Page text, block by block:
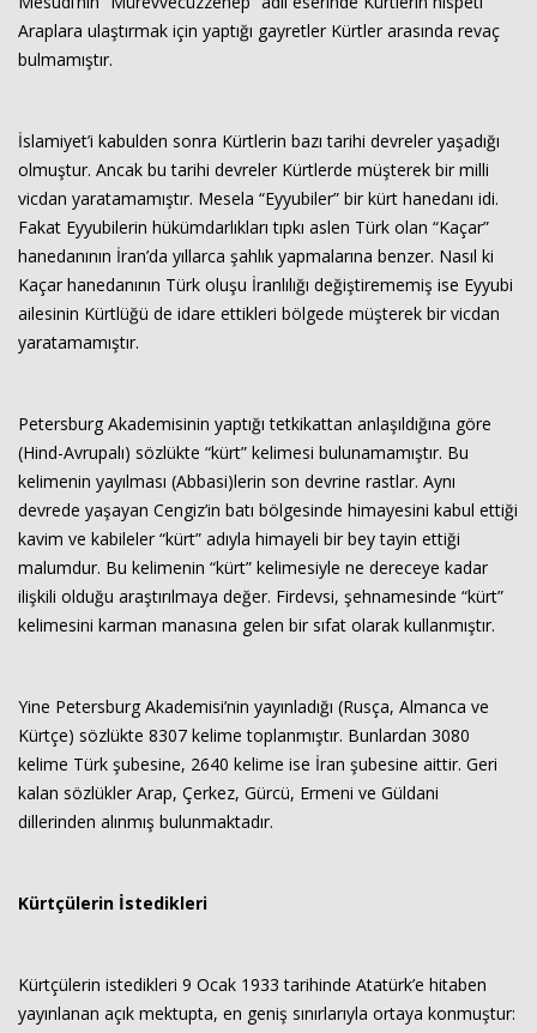
Araplara ulaştırmak için yaptığı gayretler Kürtler arasında revaç
bulmamıştır.
İslamiyet’i kabulden sonra Kürtlerin bazı tarihi devreler yaşadığı
olmuştur. Ancak bu tarihi devreler Kürtlerde müşterek bir milli
vicdan yaratamamıştır. Mesela “Eyyubiler” bir kürt hanedanı idi.
Fakat Eyyubilerin hükümdarlıkları tıpkı aslen Türk olan “Kaçar”
hanedanının İran’da yıllarca şahlık yapmalarına benzer. Nasıl ki
Kaçar hanedanının Türk oluşu İranlılığı değiştirememiş ise Eyyubi
ailesinin Kürtlüğü de idare ettikleri bölgede müşterek bir vicdan
yaratamamıştır.
Petersburg Akademisinin yaptığı tetkikattan anlaşıldığına göre
(Hind-Avrupalı) sözlükte “kürt” kelimesi bulunamamıştır. Bu
kelimenin yayılması (Abbasi)lerin son devrine rastlar. Aynı
devrede yaşayan Cengiz’in batı bölgesinde himayesini kabul ettiği
kavim ve kabileler “kürt” adıyla himayeli bir bey tayin ettiği
malumdur. Bu kelimenin “kürt” kelimesiyle ne dereceye kadar
ilişkili olduğu araştırılmaya değer. Firdevsi, şehnamesinde “kürt”
kelimesini karman manasına gelen bir sıfat olarak kullanmıştır.
Yine Petersburg Akademisi’nin yayınladığı (Rusça, Almanca ve
Kürtçe) sözlükte 8307 kelime toplanmıştır. Bunlardan 3080
kelime Türk şubesine, 2640 kelime ise İran şubesine aittir. Geri
kalan sözlükler Arap, Çerkez, Gürcü, Ermeni ve Güldani
dillerinden alınmış bulunmaktadır.
Kürtçülerin İstedikleri
Kürtçülerin istedikleri 9 Ocak 1933 tarihinde Atatürk’e hitaben
yayınlanan açık mektupta, en geniş sınırlarıyla ortaya konmuştur: